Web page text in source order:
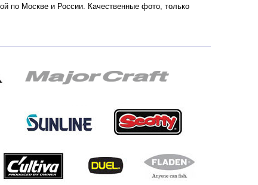
по Москве и России. Качественные фото, только